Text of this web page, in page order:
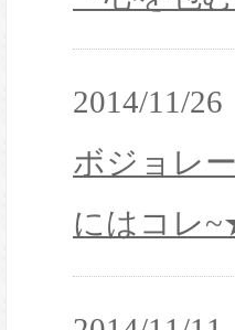
2014/11/26
ボジョレ
にはコレ